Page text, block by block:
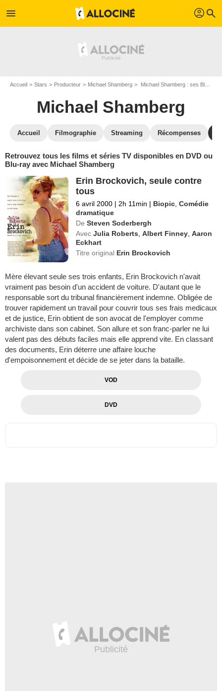
menu profil search
Accueil Stars Producteur Michael Shamberg Michael Shamberg : ses Blu-Ray, DVD, VOD, SVOD
Michael Shamberg
Accueil Filmographie Streaming Récompenses
Retrouvez tous les films et séries TV disponibles en DVD ou
Blu-ray avec Michael Shamberg
Erin Brockovich, seule contre
tous
6 avril 2000 | 2h 11min | Biopic ,Comédie
dramatique
De Steven Soderbergh
Avec Julia Roberts ,Albert Finney ,Aaron
Eckhart
Titre original Erin Brockovich
Mère élevant seule ses trois enfants, Erin Brockovich n'avait
vraiment pas besoin d'un accident de voiture. D'autant que le
responsable sort du tribunal financièrement indemne. Obligée de
trouver rapidement un travail pour couvrir tous ses frais medicaux
et de justice, Erin obtient de son avocat de l'employer comme
archiviste dans son cabinet. Son allure et son franc-parler ne lui
valent pas des débuts faciles mais elle apprend vite. En classant
des documents, Erin déterre une affaire louche
d'empoisonnement et décide de se jeter dans la bataille.
VOD
DVD